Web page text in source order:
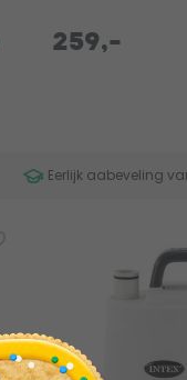
259,-
Eerlijk aabeveling